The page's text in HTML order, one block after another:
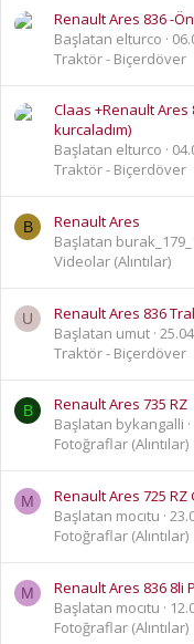
Renault Ares 836 -
Başlatan elturco
Traktör - Biçerdöver
Claas +Renault Ares
kurcaladım)
Başlatan elturco
Traktör - Biçerdöver
B
Renault Ares
Başlatan
Videolar (Alıntılar)
U
Renault Ares 836
Başlatan umut
Traktör - Biçerdöver
B
Renault Ares 735 RZ
Başlatan bykangalli
Fotoğraflar (Alıntılar)
M
Renault Ares 725
Başlatan mocıtu
Fotoğraflar (Alıntılar)
M
Renault Ares 836 8li
Başlatan mocıtu
Fotoğraflar (Alıntılar)